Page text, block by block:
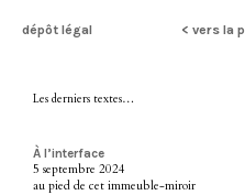
dépôt légal < vers la
Les derniers textes…
À l’interface
5 septembre 2024
au pied de cet immeuble-miroir